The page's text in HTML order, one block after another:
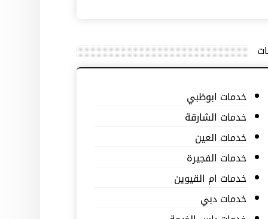
خدمات ابوظبي
خدمات الشارقة
خدمات العين
خدمات الفجيرة
خدمات ام القيوين
خدمات دبي